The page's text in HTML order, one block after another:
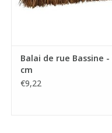
Balai de rue Bassine -
cm
€9,22